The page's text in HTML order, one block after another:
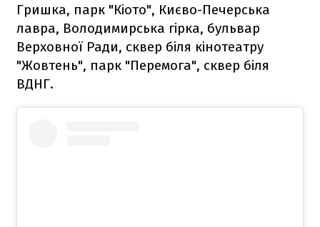
Гришка, парк "Кіото", Києво-Печерська
лавра, Володимирська гірка, бульвар
Верховної Ради, сквер біля кінотеатру
"Жовтень", парк "Перемога", сквер біля
ВДНГ.